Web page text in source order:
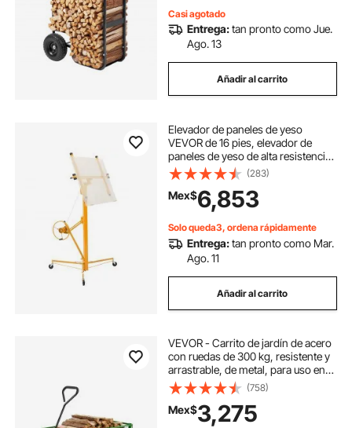
Casi agotado
Entrega:tan pronto como Jue.
Ago. 13
Añadir al carrito
Elevador de paneles de yeso
VEVOR de 16 pies, elevador de
paneles de yeso de alta resistencia
de 150 libras con brazo telescópico
ajustable, ruedas bloqueables,
herramientas de elevación de
paneles de yeso, ideal para
instalación en techos y paredes
(amarillo)
(283)
Mex$6,853
Solo queda3, ordena rápidamente
Entrega:tan pronto como Mar.
Ago. 11
Añadir al carrito
VEVOR - Carrito de jardín de acero
con ruedas de 300 kg, resistente y
arrastrable, de metal, para uso en
exteriores, con neumáticos de 25
cm, laterales de malla extraíbles y
asa giratoria de 180°.
(758)
Mex$3,275